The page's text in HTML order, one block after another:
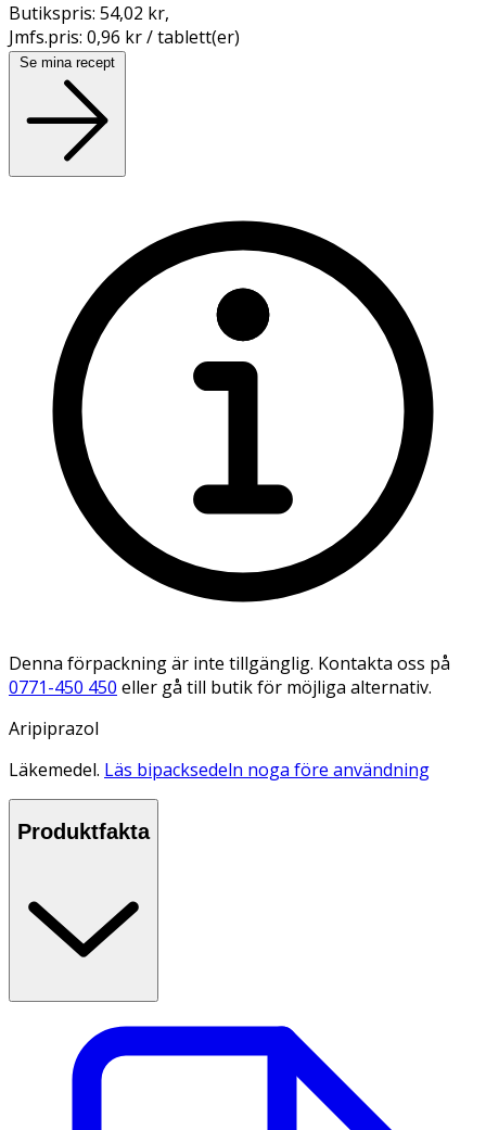
Butikspris: 54,02 kr,
Jmfs.pris: 0,96 kr / tablett(er)
Se mina recept
Denna förpackning är inte tillgänglig. Kontakta oss på
0771-450 450 eller gå till butik för möjliga alternativ.
Aripiprazol
Läkemedel. Läs bipacksedeln noga före användning
Produktfakta